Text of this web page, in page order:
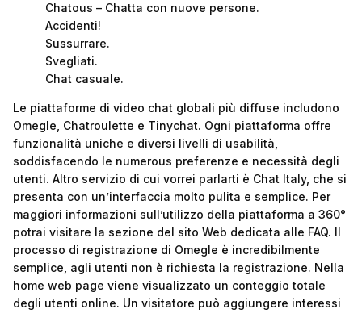
Chatous – Chatta con nuove persone.
Accidenti!
Sussurrare.
Svegliati.
Chat casuale.
Le piattaforme di video chat globali più diffuse includono
Omegle, Chatroulette e Tinychat. Ogni piattaforma offre
funzionalità uniche e diversi livelli di usabilità,
soddisfacendo le numerous preferenze e necessità degli
utenti. Altro servizio di cui vorrei parlarti è Chat Italy, che si
presenta con un’interfaccia molto pulita e semplice. Per
maggiori informazioni sull’utilizzo della piattaforma a 360°
potrai visitare la sezione del sito Web dedicata alle FAQ. Il
processo di registrazione di Omegle è incredibilmente
semplice, agli utenti non è richiesta la registrazione. Nella
home web page viene visualizzato un conteggio totale
degli utenti online. Un visitatore può aggiungere interessi